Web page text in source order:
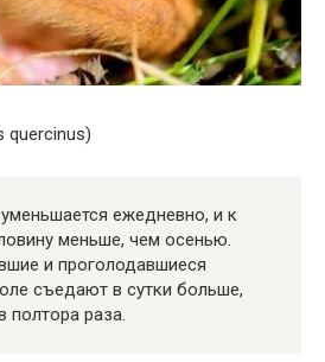
quercinus)
ежедневно, и к
меньше, чем осенью.
и проголодавшиеся
съедают в сутки больше,
полтора раза.